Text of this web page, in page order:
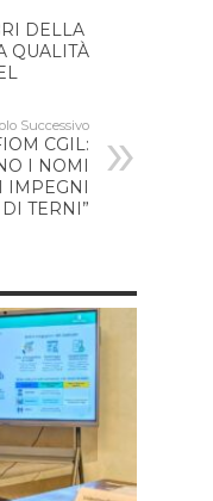
DELLA
QUALITÀ
Successivo
CGIL:
I NOMI
IMPEGNI
TERNI”